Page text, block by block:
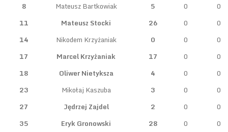
8 Mateusz Bartkowiak 5 0
0
11
Mateusz Stocki 26 0
0
14
Nikodem Krzyżaniak 0 0
0
17
Marcel Krzyżaniak 17 0
0
18
Oliwer Nietyksza 4 0
0
23
Mikołaj Kaszuba 3 0
0
27
Jędrzej Zajdel 2 0
0
35
Eryk Gronowski 28 0
0